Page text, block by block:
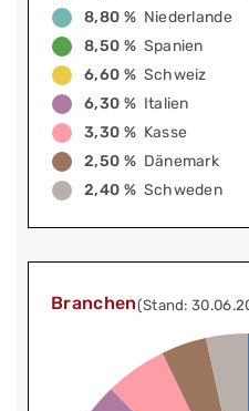
8,80 % Niederlande
8,50 % Spanien
6,60 % Schweiz
6,30 % Italien
3,30 % Kasse
2,50 % Dänemark
2,40 % Schweden
Branchen(Stand: